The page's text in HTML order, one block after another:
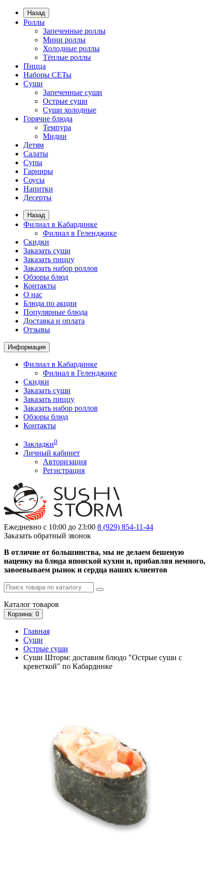
Назад
Роллы
Запеченные роллы
Мини роллы
Холодные роллы
Тёплые роллы
Пицца
Наборы СЕТы
Суши
Запеченные суши
Острые суши
Суши холодные
Горячие блюда
Темпура
Мидии
Детям
Салаты
Супы
Гарниры
Соусы
Напитки
Десерты
Назад
Филиал в Кабардинке
Филиал в Геленджике
Скидки
Заказать суши
Заказать пиццу
Заказать набор роллов
Обзоры блюд
Контакты
О нас
Блюда по акции
Популярные блюда
Доставка и оплата
Отзывы
Информация
Филиал в Кабардинке
Филиал в Геленджике
Скидки
Заказать суши
Заказать пиццу
Заказать набор роллов
Обзоры блюд
Контакты
Закладки0
Личный кабинет
Авторизация
Регистрация
Ежедневно с 10:00 до 23:00 8 (929) 854-11-44
Заказать обратный звонок
В отличие от большинства, мы не делаем бешеную
наценку на блюда японской кухни и, прибавляя немного,
завоевываем рынок и сердца наших клиентов
Каталог товаров
Корзина: 0
Главная
Суши
Острые суши
Суши Шторм: доставим блюдо "Острые суши с
креветкой" по Кабардинке